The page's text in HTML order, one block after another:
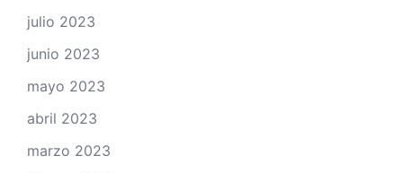
julio 2023
junio 2023
mayo 2023
abril 2023
marzo 2023